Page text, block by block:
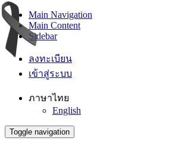
Main Navigation
Main Content
Sidebar
ลงทะเบียน
เข้าสู่ระบบ
ภาษาไทย
English
Toggle navigation